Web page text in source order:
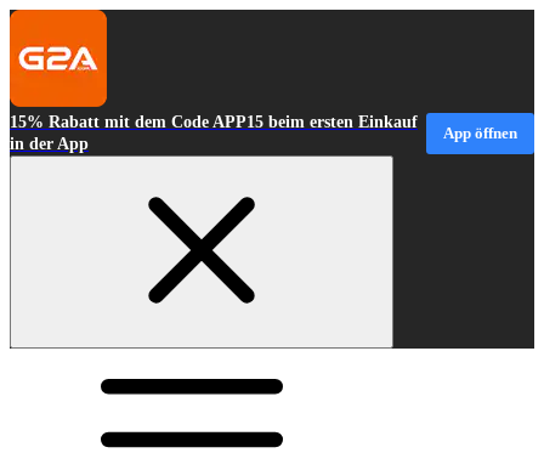
15% Rabatt mit dem Code APP15 beim ersten Einkauf
in der App
App öffnen